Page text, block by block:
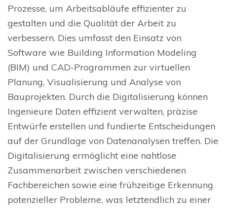
Prozesse, um Arbeitsabläufe effizienter zu
gestalten und die Qualität der Arbeit zu
verbessern. Dies umfasst den Einsatz von
Software wie Building Information Modeling
(BIM) und CAD-Programmen zur virtuellen
Planung, Visualisierung und Analyse von
Bauprojekten. Durch die Digitalisierung können
Ingenieure Daten effizient verwalten, präzise
Entwürfe erstellen und fundierte Entscheidungen
auf der Grundlage von Datenanalysen treffen. Die
Digitalisierung ermöglicht eine nahtlose
Zusammenarbeit zwischen verschiedenen
Fachbereichen sowie eine frühzeitige Erkennung
potenzieller Probleme, was letztendlich zu einer